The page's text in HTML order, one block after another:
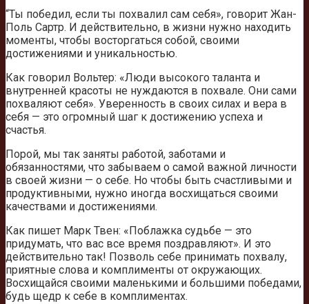
“Ты победил, если ты похвалил сам себя», говорит Жан-
Поль Сартр. И действительно, в жизни нужно находить
моменты, чтобы восторгаться собой, своими
достижениями и уникальностью.
Как говорил Вольтер: «Люди высокого таланта и
внутренней красоты не нуждаются в похвале. Они сами
похваляют себя». Уверенность в своих силах и вера в
себя — это огромный шаг к достижению успеха и
счастья.
Порой, мы так заняты работой, заботами и
обязанностями, что забываем о самой важной личности
в своей жизни — о себе. Но чтобы быть счастливыми и
продуктивными, нужно иногда восхищаться своими
качествами и достижениями.
Как пишет Марк Твен: «Поблажка судьбе — это
придумать, что вас все время поздравляют». И это
действительно так! Позволь себе принимать похвалу,
приятные слова и комплименты от окружающих.
Восхищайся своими маленькими и большими победами,
будь щедр к себе в комплиментах.